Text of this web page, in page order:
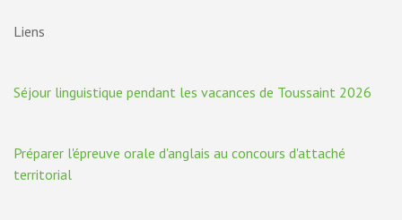
Liens
Séjour linguistique pendant les vacances de Toussaint 2026
Préparer l'épreuve orale d'anglais au concours d'attaché
territorial